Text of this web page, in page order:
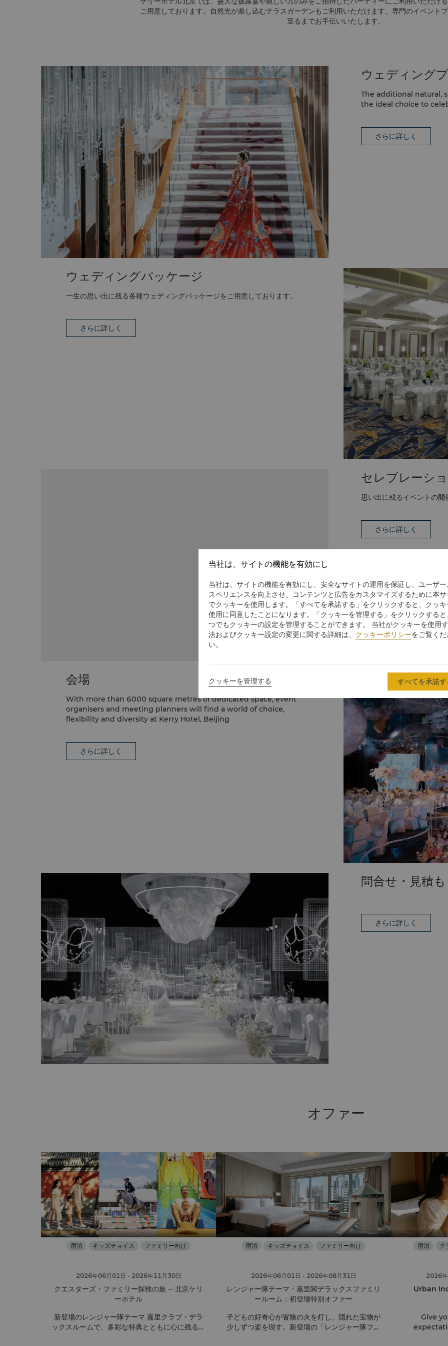
ご用意しております。自然光が差し込むテラスガーデンもご利用いただけます。専門のイベント
至るまでお手伝いいたします。
ウェディング
The additional natural,
the ideal choice to
さらに詳しく
ウェディングパッケージ
一生の思い出に残る各種ウェディングパッケージをご用意しております。
さらに詳しく
セレブレーシ
思い出に残るイベントの
さらに詳しく
会場
With more than 6000 square metres of dedicated space, event
organisers and meeting planners will find a world of choice,
flexibility and diversity at Kerry Hotel, Beijing
さらに詳しく
問合せ・見積
さらに詳しく
オファー
宿泊 キッズチョイス ファミリー向け
2026年06月01日 - 2026年11月30日
クエスターズ・ファミリー探検の旅 ─ 北京ケリ
ーホテル
新登場のレンジャー隊テーマ 嘉里クラブ・デラ
ックスルームで、多彩な特典とともに心に残るご
宿泊 キッズチョイス ファミリー向け
2026年06月01日 - 2026年08月31日
レンジャー隊テーマ・嘉里閣デラックスファミリ
ールーム：初登場特別オファー
子どもの好奇心が冒険の火を灯し、隠れた宝物が
少しずつ姿を現す。新登場の「レンジャー隊ファ
宿泊 ク
2026
Urban
Give
当社は、サイトの機能を有効にし
当社は、サイトの機能を有効にし、安全なサイトの運用を保証し、ユーザ
スペリエンスを向上させ、コンテンツと広告をカスタマイズするために本
でクッキーを使用します。「すべてを承諾する」をクリックすると、クッ
使用に同意したことになります。「クッキーを管理する」をクリックする
つでもクッキーの設定を管理することができます。 当社がクッキーを使用
法およびクッキー設定の変更に関する詳細は、 クッキーポリシーをご覧く
い。
クッキーを管理する すべてを承諾す